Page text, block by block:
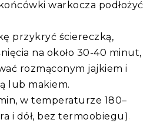
warkocza podłożyć
przykryć ściereczką,
na około 30-40 minut,
rozmąconym jajkiem i
lub makiem.
w temperaturze 180–
i dół, bez termoobiegu).